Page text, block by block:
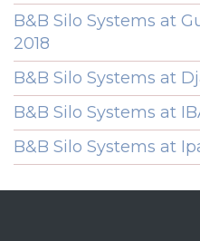
B&B Silo Systems at
2018
B&B Silo Systems at
B&B Silo Systems at
B&B Silo Systems at